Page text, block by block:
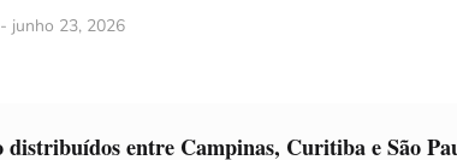
- junho 23, 2026
distribuídos entre Campinas, Curitiba e São